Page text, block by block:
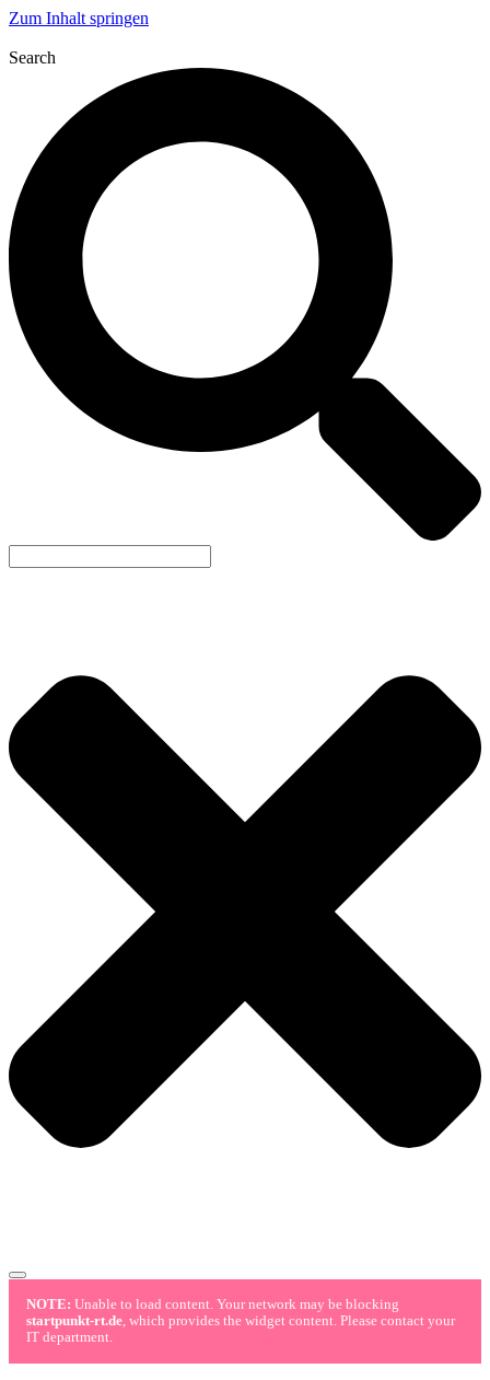
Zum Inhalt springen
Search
NOTE: Unable to load content. Your network may be blocking
startpunkt-rt.de, which provides the widget content. Please contact your
IT department.